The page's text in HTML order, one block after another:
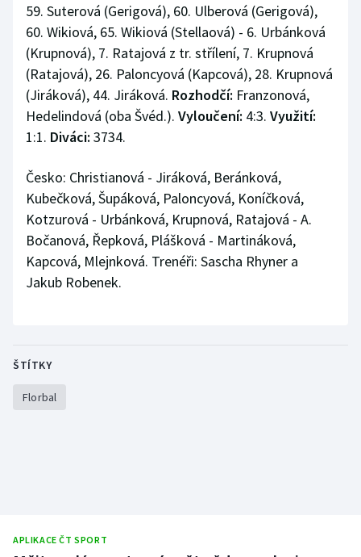
59. Suterová (Gerigová), 60. Ulberová (Gerigová),
60. Wikiová, 65. Wikiová (Stellaová) - 6. Urbánková
(Krupnová), 7. Ratajová z tr. střílení, 7. Krupnová
(Ratajová), 26. Paloncyová (Kapcová), 28. Krupnová
(Jiráková), 44. Jiráková. Rozhodčí: Franzonová,
Hedelindová (oba Švéd.). Vyloučení: 4:3. Využití:
1:1. Diváci: 3734.
Česko: Christianová - Jiráková, Beránková,
Kubečková, Šupáková, Paloncyová, Koníčková,
Kotzurová - Urbánková, Krupnová, Ratajová - A.
Bočanová, Řepková, Plášková - Martináková,
Kapcová, Mlejnková. Trenéři: Sascha Rhyner a
Jakub Robenek.
ŠTÍTKY
Florbal
APLIKACE ČT SPORT